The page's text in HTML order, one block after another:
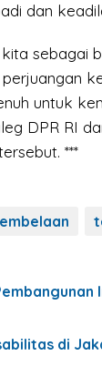
dan
sebagai
untuk
DPR RI
***
di